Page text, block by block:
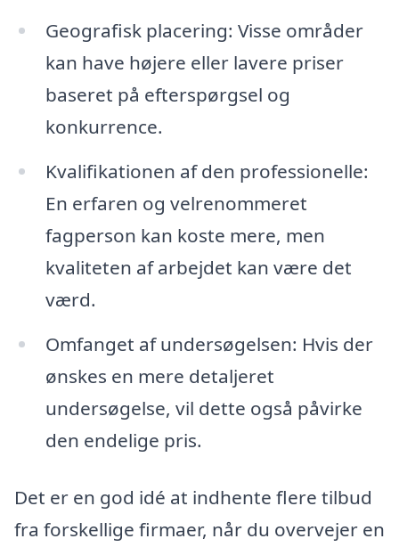
Geografisk placering: Visse områder
kan have højere eller lavere priser
baseret på efterspørgsel og
konkurrence.
Kvalifikationen af den professionelle:
En erfaren og velrenommeret
fagperson kan koste mere, men
kvaliteten af arbejdet kan være det
værd.
Omfanget af undersøgelsen: Hvis der
ønskes en mere detaljeret
undersøgelse, vil dette også påvirke
den endelige pris.
Det er en god idé at indhente flere tilbud
fra forskellige firmaer, når du overvejer en